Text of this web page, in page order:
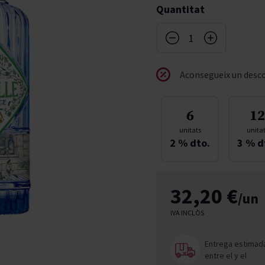
Pago del Cielo
Valduero
Quantitat
Aconsegueix un
6
unitats
2 % dto.
12
3 %
32,20 €/un
IVA INCLÒS
Entrega
entre ely el